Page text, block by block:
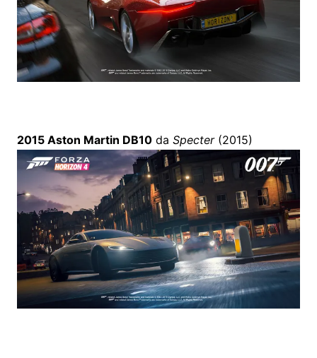
2015 Aston Martin DB10da Specter(2015)